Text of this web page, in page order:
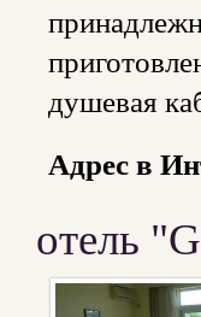
душевая
Адрес в
отель